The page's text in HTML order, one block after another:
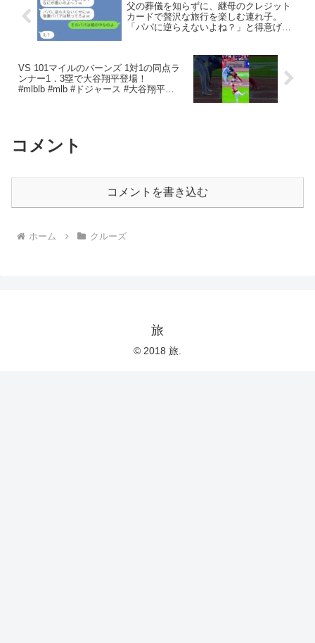
父の葬儀を知らずに、継母のクレジット
カードで贅沢な旅行を楽しむ連れ子。
「パパに逆らえないよね？」と得意げな
VS 101マイルのバーンズ 1対1の同点ラ
ンナー1．3塁で大谷翔平登場！
#mlblb #mlb #ドジャース #大谷翔平
コメント
コメントを書き込む
ホーム クルーズ
旅
© 2018 旅.